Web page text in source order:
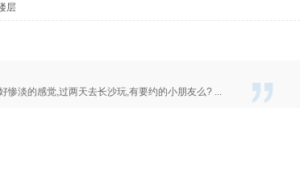
层
惨淡的感觉,过两天去长沙玩,有要约的小朋友么? ...